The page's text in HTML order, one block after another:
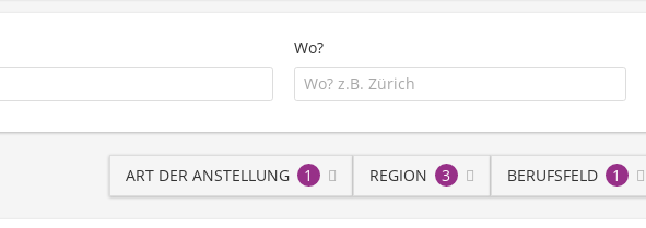
Wo?
ART DER ANSTELLUNG 1 REGION 3 BERUFSFELD 1